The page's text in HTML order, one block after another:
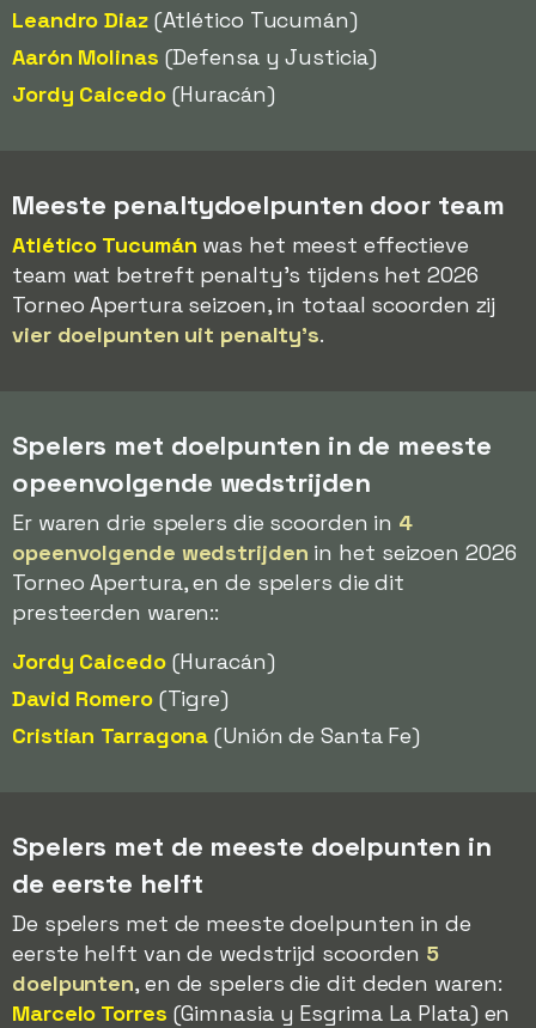
Leandro Diaz(Atlético Tucumán)
Aarón Molinas (Defensa y Justicia)
Jordy Caicedo(Huracán)
Meeste penaltydoelpunten door team
Atlético Tucumán was het meest effectieve
team wat betreft penalty's tijdens het 2026
Torneo Apertura seizoen, in totaal scoorden zij
vier doelpunten uit penalty's.
Spelers met doelpunten in de meeste
opeenvolgende wedstrijden
Er waren drie spelers die scoorden in 4
opeenvolgende wedstrijden in het seizoen 2026
Torneo Apertura, en de spelers die dit
presteerden waren::
Jordy Caicedo(Huracán)
David Romero(Tigre)
Cristian Tarragona (Unión de Santa Fe)
Spelers met de meeste doelpunten in
de eerste helft
De spelers met de meeste doelpunten in de
eerste helft van de wedstrijd scoorden 5
doelpunten, en de spelers die dit deden waren:
Marcelo Torres (Gimnasia y Esgrima La Plata) en